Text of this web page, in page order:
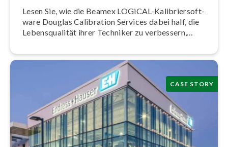
Lesen Sie, wie die Beamex LOGiCAL-Ka­li­brier­soft­
ware Douglas Calibration Services dabei half, die
Le­bens­qua­li­tät ihrer Techniker zu verbessern,
reduzierte.
CASE STORY